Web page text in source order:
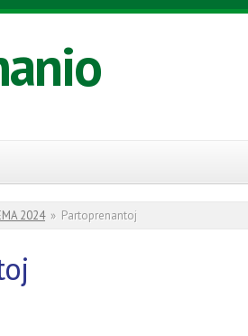
2024 » Partoprenantoj